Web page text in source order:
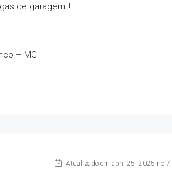
de garagem!!!
– MG.
Atualizado em abril 25, 2025 no